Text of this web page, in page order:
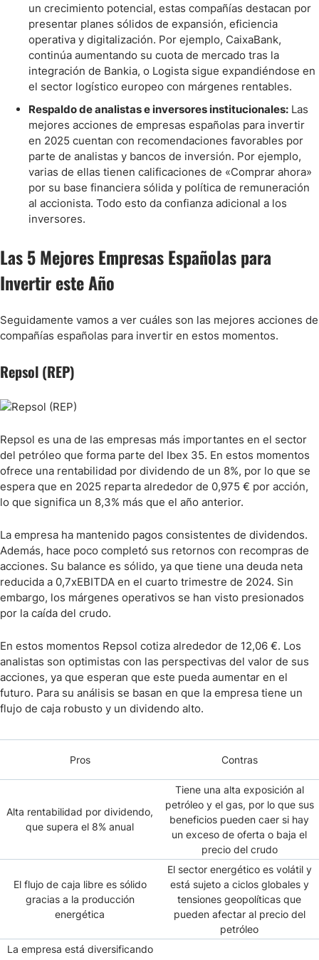
un crecimiento potencial, estas compañías destacan por
presentar planes sólidos de expansión, eficiencia
operativa y digitalización. Por ejemplo, CaixaBank,
continúa aumentando su cuota de mercado tras la
integración de Bankia, o Logista sigue expandiéndose en
el sector logístico europeo con márgenes rentables.
Respaldo de analistas e inversores institucionales: Las
mejores acciones de empresas españolas para invertir
en 2025 cuentan con recomendaciones favorables por
parte de analistas y bancos de inversión. Por ejemplo,
varias de ellas tienen calificaciones de «Comprar ahora»
por su base financiera sólida y política de remuneración
al accionista. Todo esto da confianza adicional a los
inversores.
Las 5 Mejores Empresas Españolas para
Invertir este Año
Seguidamente vamos a ver cuáles son las mejores acciones de
compañías españolas para invertir en estos momentos.
Repsol (REP)
Repsol es una de las empresas más importantes en el sector
del petróleo que forma parte del Ibex 35. En estos momentos
ofrece una rentabilidad por dividendo de un 8%, por lo que se
espera que en 2025 reparta alrededor de 0,975 € por acción,
lo que significa un 8,3% más que el año anterior.
La empresa ha mantenido pagos consistentes de dividendos.
Además, hace poco completó sus retornos con recompras de
acciones. Su balance es sólido, ya que tiene una deuda neta
reducida a 0,7xEBITDA en el cuarto trimestre de 2024. Sin
embargo, los márgenes operativos se han visto presionados
por la caída del crudo.
En estos momentos Repsol cotiza alrededor de 12,06 €. Los
analistas son optimistas con las perspectivas del valor de sus
acciones, ya que esperan que este pueda aumentar en el
futuro. Para su análisis se basan en que la empresa tiene un
flujo de caja robusto y un dividendo alto.
Pros Contras
Alta rentabilidad por dividendo,
que supera el 8% anual
Tiene una alta exposición al
petróleo y el gas, por lo que sus
beneficios pueden caer si hay
un exceso de oferta o baja el
precio del crudo
El flujo de caja libre es sólido
gracias a la producción
energética
El sector energético es volátil y
está sujeto a ciclos globales y
tensiones geopolíticas que
pueden afectar al precio del
petróleo
La empresa está diversificando